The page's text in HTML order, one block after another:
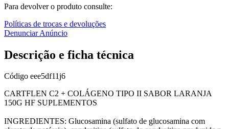
Para devolver o produto consulte:
Políticas de trocas e devoluções
Denunciar Anúncio
Descrição e ficha técnica
Código eee5df11j6
CARTFLEN C2 + COLÁGENO TIPO II SABOR LARANJA
150G HF SUPLEMENTOS
INGREDIENTES: Glucosamina (sulfato de glucosamina com